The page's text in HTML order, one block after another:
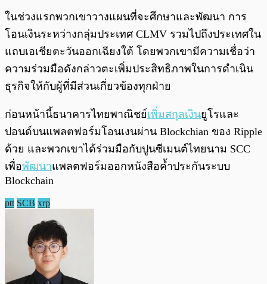
ในช่วงแรกพวกเขาวางแผนที่จะศึกษาและพัฒนา การ
โอนเงินระหว่างกลุ่มประเทศ CLMV รวมไปถึงประเทศใน
แถบเอเชียตะวันออกเฉียงใต้ โดยพวกเขามีความเชื่อว่า
ความร่วมมือดังกล่าวตะเพิ่มประสิทธิภาพในการดำเนิน
ธุรกิจให้กับผู้ที่มีส่วนเกี่ยวข้องทุกฝ่าย
ก่อนหน้านี้ธนาคารไทยพาณิชย์เพิ่มสกุลเงินยูโรและ
ปอนด์บนแพลตฟอร์มโอนเงนผ่าน Blockchian ของ Ripple
ด้วย และพวกเขาได้ร่วมมือกับปูนซีเมนต์ไทยนาม SCC
เพื่อพัฒนาแพลตฟอร์มออกหนังสือค้ำประกันระบบ
Blockchain
ptt SCB xrp